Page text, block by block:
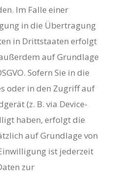
Im Falle einer
in die Übertragung
in Drittstaaten erfolgt
auf Grundlage
Sofern Sie in die
oder in den Zugriff auf
(z. B. via Device-
haben, erfolgt die
auf Grundlage von
ist jederzeit
zur